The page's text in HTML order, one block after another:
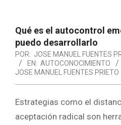
Qué es el autocontrol
puedo desarrollarlo
POR: JOSE MANUEL FUENTES
EN: AUTOCONOCIMIENTO
JOSE MANUEL FUENTES PRIETO
Estrategias como el
aceptación radical son